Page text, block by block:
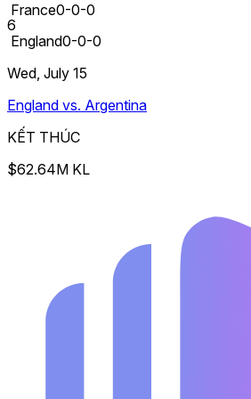
France0-0-0
6
England0-0-0
Wed, July 15
England vs. Argentina
KẾT THÚC
$62.64M KL